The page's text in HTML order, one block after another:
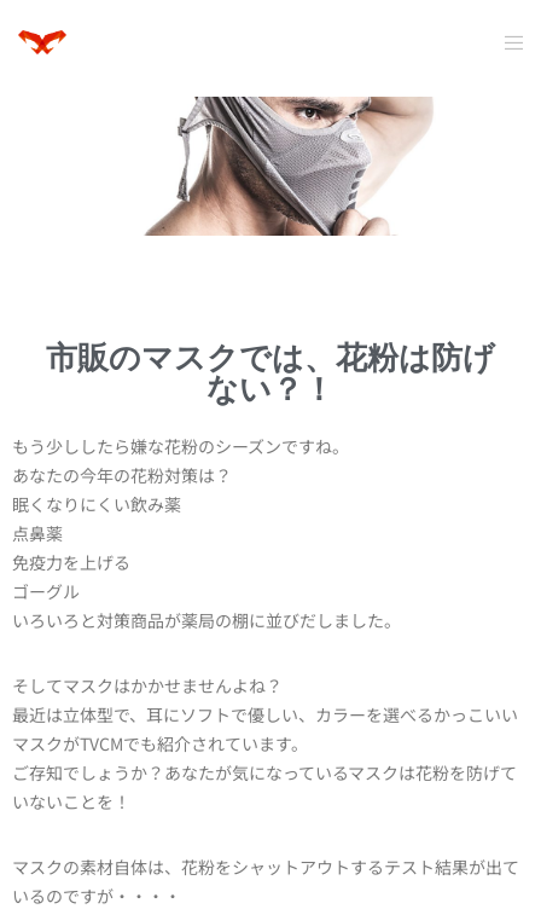
市販のマスクでは、花粉は防げ
ない？！
もう少ししたら嫌な花粉のシーズンですね。
あなたの今年の花粉対策は？
眠くなりにくい飲み薬
点鼻薬
免疫力を上げる
ゴーグル
いろいろと対策商品が薬局の棚に並びだしました。
そしてマスクはかかせませんよね？
最近は立体型で、耳にソフトで優しい、カラーを選べるかっこいい
マスクがTVCMでも紹介されています。
ご存知でしょうか？あなたが気になっているマスクは花粉を防げて
いないことを！
マスクの素材自体は、花粉をシャットアウトするテスト結果が出て
いるのですが・・・・